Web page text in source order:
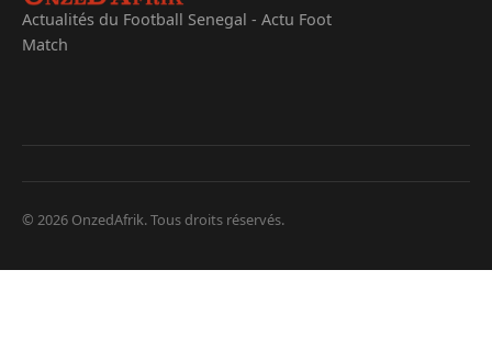
Actualités du Football Senegal - Actu Foot
Match
© 2026 OnzedAfrik. Tous droits réservés.